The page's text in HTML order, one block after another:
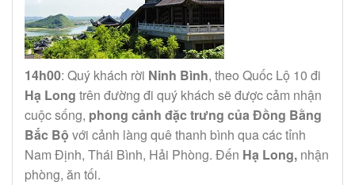
14h00: Quý khách rời Ninh Bình, theo Quốc Lộ 10 đi
Hạ Long trên đường đi quý khách sẽ được cảm nhận
cuộc sống, phong cảnh đặc trưng của Đồng Bằng
Bắc Bộ với cảnh làng quê thanh bình qua các tỉnh
Nam Định, Thái Bình, Hải Phòng. Đến Hạ Long, nhận
phòng, ăn tối.